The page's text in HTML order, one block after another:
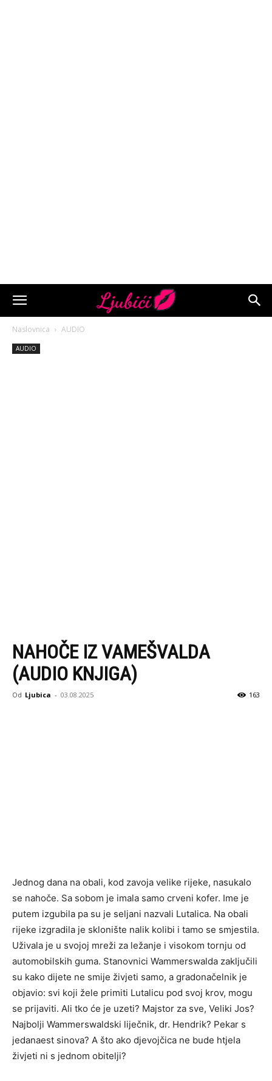
Naslovnica AUDIO
AUDIO
NAHOČE IZ VAMEŠVALDA
(AUDIO KNJIGA)
Od Ljubica - 03.08.2025 163
Jednog dana na obali, kod zavoja velike rijeke, nasukalo
se nahoče. Sa sobom je imala samo crveni kofer. Ime je
putem izgubila pa su je seljani nazvali Lutalica. Na obali
rijeke izgradila je sklonište nalik kolibi i tamo se smjestila.
Uživala je u svojoj mreži za ležanje i visokom tornju od
automobilskih guma. Stanovnici Wammerswalda zaključili
su kako dijete ne smije živjeti samo, a gradonačelnik je
objavio: svi koji žele primiti Lutalicu pod svoj krov, mogu
se prijaviti. Ali tko će je uzeti? Majstor za sve, Veliki Jos?
Najbolji Wammerswaldski liječnik, dr. Hendrik? Pekar s
jedanaest sinova? A što ako djevojčica ne bude htjela
živjeti ni s jednom obitelji?